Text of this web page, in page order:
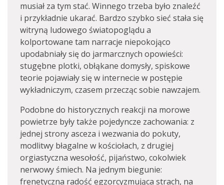
musiał za tym stać. Winnego trzeba było znaleźć
i przykładnie ukarać. Bardzo szybko sieć stała się
witryną ludowego światopoglądu a
kolportowane tam narracje niepokojąco
upodabniały się do jarmarcznych opowieści:
stugębne plotki, obłąkane domysły, spiskowe
teorie pojawiały się w internecie w postępie
wykładniczym, czasem przecząc sobie nawzajem.
Podobne do historycznych reakcji na morowe
powietrze były także pojedyncze zachowania: z
jednej strony asceza i wezwania do pokuty,
modlitwy błagalne w kościołach, z drugiej
orgiastyczna wesołość, pijaństwo, cokolwiek
nerwowy śmiech. Na jednym biegunie:
frenetyczna radość egzorcyzmująca strach, na